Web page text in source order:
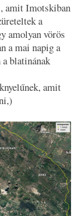
amit Imotskiban
a
amolyan vörös
a mai napig a
blatinának
amit